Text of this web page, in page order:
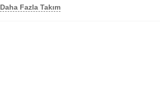
Daha Fazla Takım